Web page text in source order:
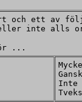
ett av
eller inte alls
...
Inte